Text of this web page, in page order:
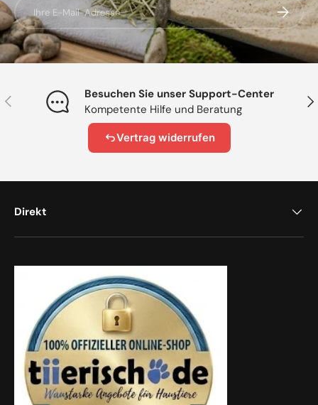
Vorherige
Besuchen Sie unser Support-Center
Kompetente Hilfe und Beratung
Vertrag widerrufen
Direkt